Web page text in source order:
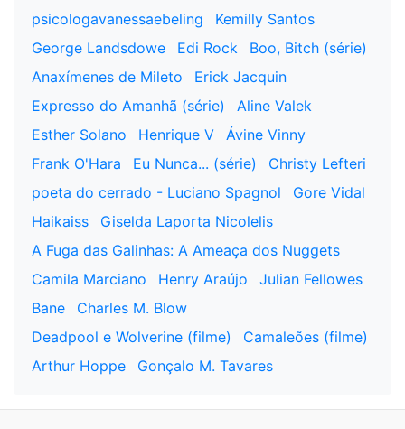
psicologavanessaebeling
Kemilly Santos
George Landsdowe
Edi Rock
Boo, Bitch (série)
Anaxímenes de Mileto
Erick Jacquin
Expresso do Amanhã (série)
Aline Valek
Esther Solano
Henrique V
Ávine Vinny
Frank O'Hara
Eu Nunca... (série)
Christy Lefteri
poeta do cerrado - Luciano Spagnol
Gore Vidal
Haikaiss
Giselda Laporta Nicolelis
A Fuga das Galinhas: A Ameaça dos Nuggets
Camila Marciano
Henry Araújo
Julian Fellowes
Bane
Charles M. Blow
Deadpool e Wolverine (filme)
Camaleões (filme)
Arthur Hoppe
Gonçalo M. Tavares